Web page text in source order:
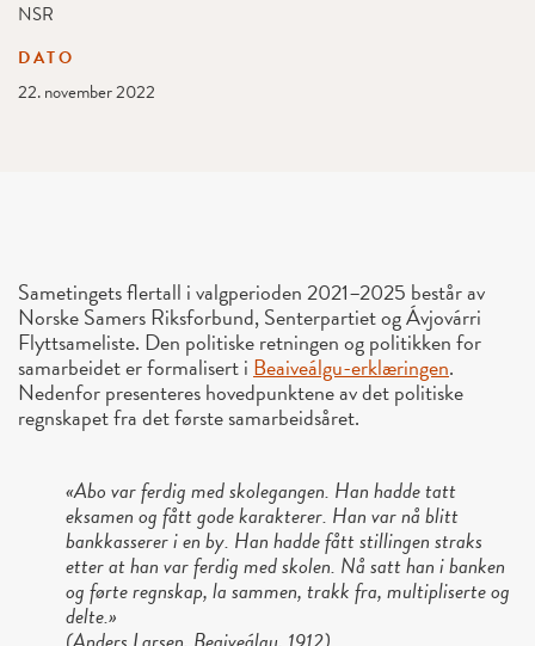
NSR
DATO
22. november 2022
Sametingets flertall i valgperioden 2021–2025 består av
Norske Samers Riksforbund, Senterpartiet og Ávjovárri
Flyttsameliste. Den politiske retningen og politikken for
samarbeidet er formalisert i Beaiveálgu-erklæringen.
Nedenfor presenteres hovedpunktene av det politiske
regnskapet fra det første samarbeidsåret.
«Abo var ferdig med skolegangen. Han hadde tatt
eksamen og fått gode karakterer. Han var nå blitt
bankkasserer i en by. Han hadde fått stillingen straks
etter at han var ferdig med skolen. Nå satt han i banken
og førte regnskap, la sammen, trakk fra, multipliserte og
delte.»